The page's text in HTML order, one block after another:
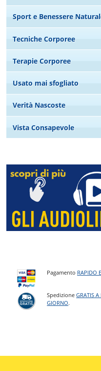
Sport e Benessere
Tecniche Corporee
Terapie Corporee
Usato mai sfogliato
Verità Nascoste
Vista Consapevole
Pagamento RAPIDO
SpedizioneGRATIS
GIORNO.